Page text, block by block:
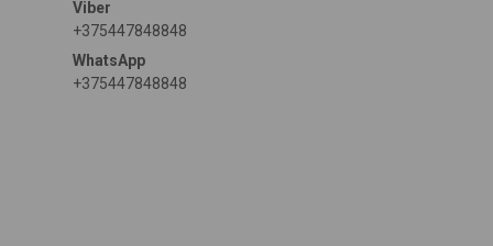
+375447848848
+375447848848